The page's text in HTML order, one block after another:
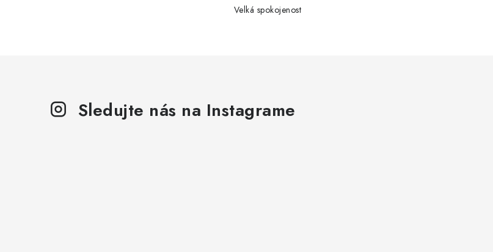
s
Velká spokojenost
Sledujte nás na Instagrame